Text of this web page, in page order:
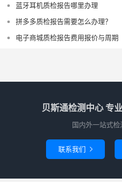
蓝牙耳机质检报告哪里办理
拼多多质检报告需要怎么办理？
电子商城质检报告费用报价与周期
贝斯通检测中心 专
国内外一站式检
联系我们 